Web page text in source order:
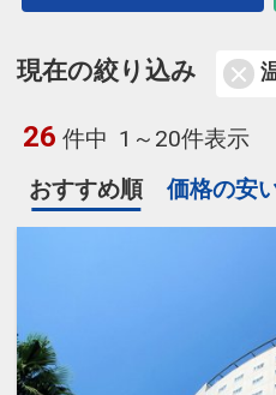
現在の絞り込み
26 件中 1～20件表示
おすすめ順
価格の安